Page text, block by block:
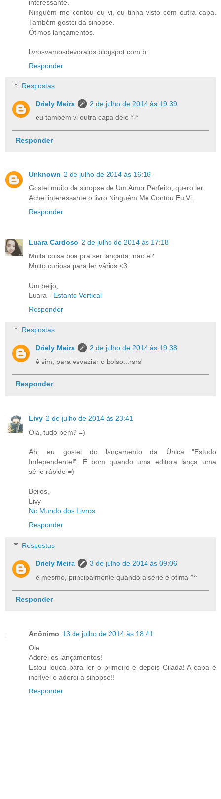
interessante.
Ninguém me contou eu vi, eu tinha visto com outra capa.
Também gostei da sinopse.
Ótimos lançamentos.
livrosvamosdevoralos.blogspot.com.br
Responder
Respostas
Driely Meira
2 de julho de 2014 às 19:39
eu também vi outra capa dele *-*
Responder
Unknown 2 de julho de 2014 às 16:16
Gostei muito da sinopse de Um Amor Perfeito, quero ler.
Achei interessante o livro Ninguém Me Contou Eu Vi .
Responder
Luara Cardoso 2 de julho de 2014 às 17:18
Muita coisa boa pra ser lançada, não é?
Muito curiosa para ler vários <3
Um beijo,
Luara - Estante Vertical
Responder
Respostas
Driely Meira
2 de julho de 2014 às 19:38
é sim; para esvaziar o bolso...rsrs'
Responder
Livy 2 de julho de 2014 às 23:41
Olá, tudo bem? =)
Ah, eu gostei do lançamento da Única "Estudo
Independente!". É bom quando uma editora lança uma
série rápido =)
Beijos,
Livy
No Mundo dos Livros
Responder
Respostas
Driely Meira
3 de julho de 2014 às 09:06
é mesmo, principalmente quando a série é ótima ^^
Responder
Anônimo 13 de julho de 2014 às 18:41
Oie
Adorei os lançamentos!
Estou louca para ler o primeiro e depois Cilada! A capa é
incrível e adorei a sinopse!!
Responder